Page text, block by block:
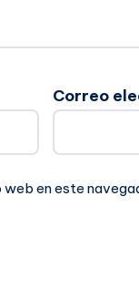
Correo
en este